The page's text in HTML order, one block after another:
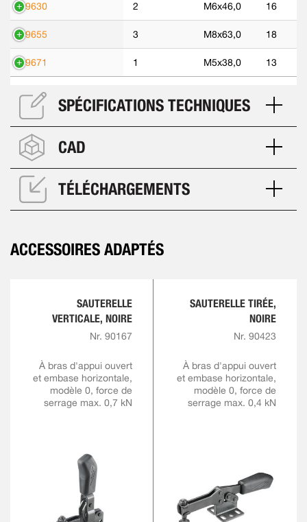
99630 2 M6x46,0 16
99655 3 M8x63,0 18
99671 1 M5x38,0 13
SPÉCIFICATIONS TECHNIQUES
CAD
TÉLÉCHARGEMENTS
ACCESSOIRES ADAPTÉS
SAUTERELLE
VERTICALE, NOIRE
Nr. 90167
À bras d'appui ouvert
et embase horizontale,
modèle 0, force de
serrage max. 0,7 kN
SAUTERELLE TIRÉE,
NOIRE
Nr. 90423
À bras d'appui ouvert
et embase horizontale,
modèle 0, force de
serrage max. 0,4 kN